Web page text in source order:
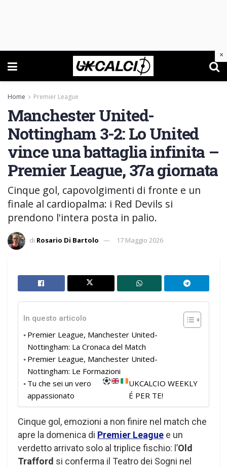
Home Premier League
Manchester United-
Nottingham 3-2: Lo United
vince una battaglia infinita –
Premier League, 37a giornata
Cinque gol, capovolgimenti di fronte e un
finale al cardiopalma: i Red Devils si
prendono l'intera posta in palio.
di Rosario Di Bartolo 17 Maggio 2026
In questo articolo
Premier League, Manchester United-
Nottingham: La Cronaca del Match
Premier League, Manchester United-
Nottingham: Le Formazioni
Tu che sei un vero
appassionato
UKCALCIO WEEKLY
É PER TE!
Cinque gol, emozioni a non finire nel match che
apre la domenica di Premier League e un
verdetto arrivato solo al triplice fischio: l’Old
Trafford si conferma il Teatro dei Sogni nel
×